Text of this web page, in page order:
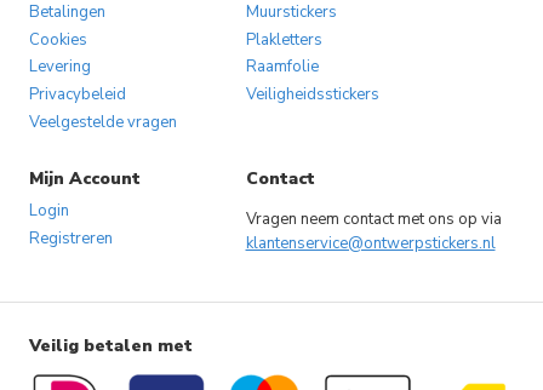
Betalingen
Cookies
Levering
Privacybeleid
Veelgestelde vragen
Muurstickers
Plakletters
Raamfolie
Veiligheidsstickers
Mijn Account
Login
Registreren
Contact
Vragen neem contact met ons op via
klantenservice@ontwerpstickers.nl
Veilig betalen met